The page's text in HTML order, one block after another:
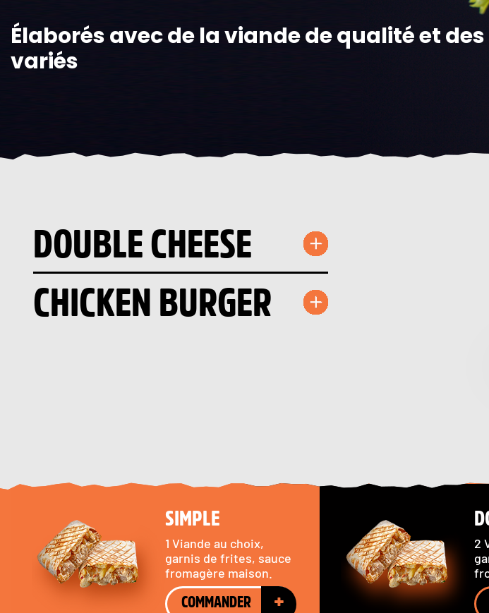
Élaborés avec de la viande de qualité et
variés
DOUBLE CHEESE
CHICKEN BURGER
SIMPLE
1 Viande au choix,
garnis de frites, sauce
fromagère maison.
COMMANDER
+
2